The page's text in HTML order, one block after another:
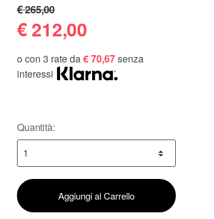
€ 265,00
€212,00
o con 3 rate da€ 70,67senza
interessi
Quantità:
Aggiungi al Carrello